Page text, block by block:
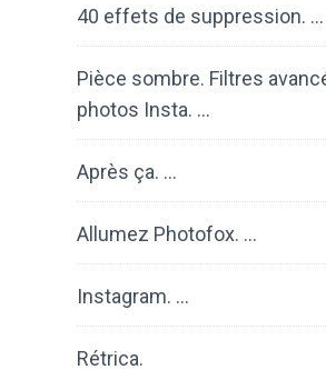
40 effets de suppression. …
Pièce sombre. Filtres
photos Insta. …
Après ça. …
Allumez Photofox. …
Instagram. …
Rétrica.